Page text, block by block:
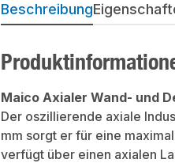
Beschreibung
Maico Axialer Wand- und
Der oszillierende axiale
mm sorgt er für eine
verfügt über einen axialen